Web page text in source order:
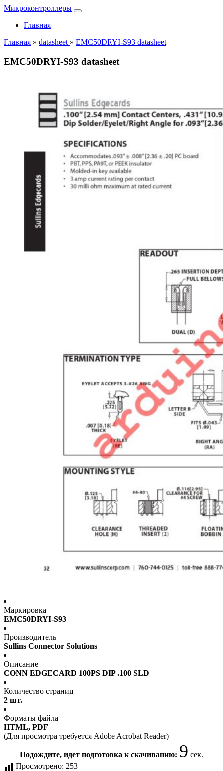
Микроконтроллеры
Главная
Главная » datasheet » EMC50DRYI-S93 datasheet
EMC50DRYI-S93 datasheet
Маркировка
EMC50DRYI-S93
Производитель
Sullins Connector Solutions
Описание
CONN EDGECARD 100PS DIP .100 SLD
Количество страниц
2 шт.
Форматы файла
HTML, PDF
(Для просмотра требуется Adobe Acrobat Reader)
Подождите, идет подготовка к скачиванию: 9 сек.
Просмотрено: 253